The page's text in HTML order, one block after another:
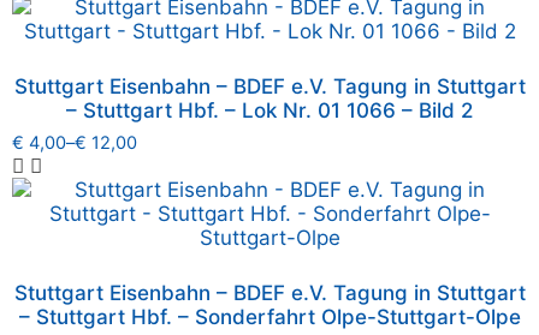
Stuttgart Eisenbahn – BDEF e.V. Tagung in Stuttgart
– Stuttgart Hbf. – Lok Nr. 01 1066 – Bild 2
€ 4,00–€ 12,00
Stuttgart Eisenbahn – BDEF e.V. Tagung in Stuttgart
– Stuttgart Hbf. – Sonderfahrt Olpe-Stuttgart-Olpe